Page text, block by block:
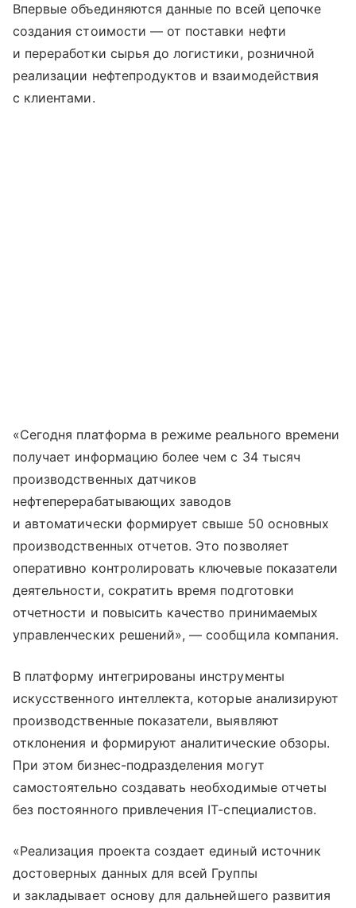
Впервые объединяются данные по всей цепочке
создания стоимости — от поставки нефти
и переработки сырья до логистики, розничной
реализации нефтепродуктов и взаимодействия
с клиентами.
«Сегодня платформа в режиме реального времени
получает информацию более чем с 34 тысяч
производственных датчиков
нефтеперерабатывающих заводов
и автоматически формирует свыше 50 основных
производственных отчетов. Это позволяет
оперативно контролировать ключевые показатели
деятельности, сократить время подготовки
отчетности и повысить качество принимаемых
управленческих решений», — сообщила компания.
В платформу интегрированы инструменты
искусственного интеллекта, которые анализируют
производственные показатели, выявляют
отклонения и формируют аналитические обзоры.
При этом бизнес-подразделения могут
самостоятельно создавать необходимые отчеты
без постоянного привлечения IT-специалистов.
«Реализация проекта создает единый источник
достоверных данных для всей Группы
и закладывает основу для дальнейшего развития